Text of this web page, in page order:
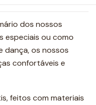
dos nossos
especiais ou como
os nossos
confortáveis ​​e
feitos com materiais